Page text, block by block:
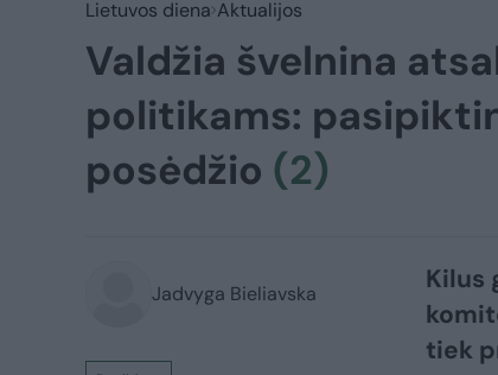
Lietuvos diena Aktualijos
Valdžia švelnina
politikams:
posėdžio (2)
Jadvyga Bieliavska
Kilus
tiek